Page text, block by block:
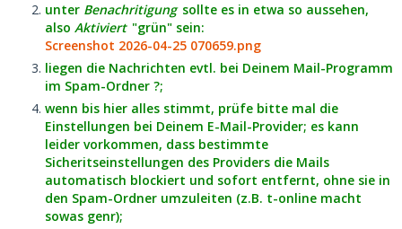
unter Benachritigung sollte es in etwa so aussehen,
also Aktiviert "grün" sein:
Screenshot 2026-04-25 070659.png
liegen die Nachrichten evtl. bei Deinem Mail-Programm
im Spam-Ordner ?;
wenn bis hier alles stimmt, prüfe bitte mal die
Einstellungen bei Deinem E-Mail-Provider; es kann
leider vorkommen, dass bestimmte
Sicheritseinstellungen des Providers die Mails
automatisch blockiert und sofort entfernt, ohne sie in
den Spam-Ordner umzuleiten (z.B. t-online macht
sowas genr);